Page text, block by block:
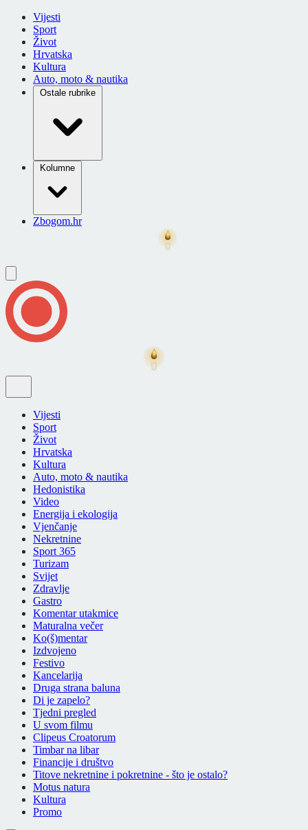
Vijesti
Sport
Život
Hrvatska
Kultura
Auto, moto & nautika
Ostale rubrike
Kolumne
Zbogom.hr
Vijesti
Sport
Život
Hrvatska
Kultura
Auto, moto & nautika
Hedonistika
Video
Energija i ekologija
Vjenčanje
Nekretnine
Sport 365
Turizam
Svijet
Zdravlje
Gastro
Komentar utakmice
Maturalna večer
Ko(š)mentar
Izdvojeno
Festivo
Kancelarija
Druga strana baluna
Di je zapelo?
Tjedni pregled
U svom filmu
Clipeus Croatorum
Timbar na libar
Financije i društvo
Titove nekretnine i pokretnine - što je ostalo?
Motus natura
Kultura
Promo